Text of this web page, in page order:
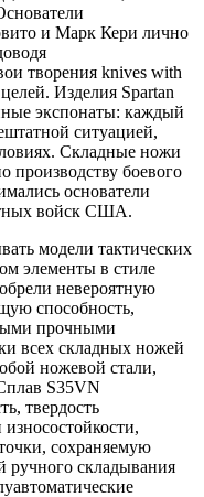
и Марк Кери лично
творения knives with
Изделия Spartan
экспонаты: каждый
ситуацией,
Складные ножи
производству боевого
основатели
войск США.
модели тактических
элементы в стиле
невероятную
способность,
прочными
всех складных ножей
ножевой стали,
S35VN
твердость
сохраняемую
складывания